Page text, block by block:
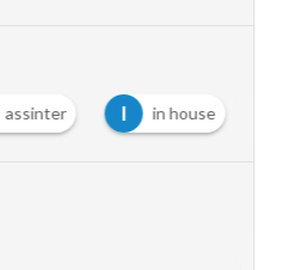
assinter I in house